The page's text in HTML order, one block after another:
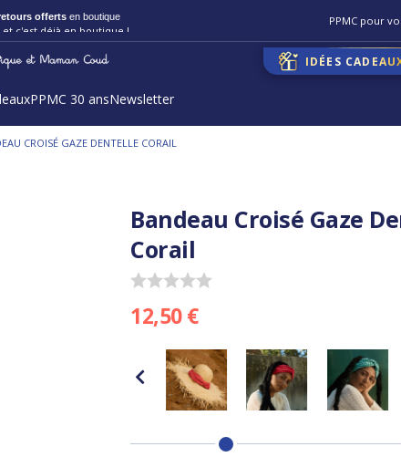
et c'est déjà en boutique ! PPMC pour
IDÉES
PPMC 30 ansNewsletter
CROISÉ GAZE DENTELLE CORAIL
Bandeau Croisé Gaze
Corail
12,50 €